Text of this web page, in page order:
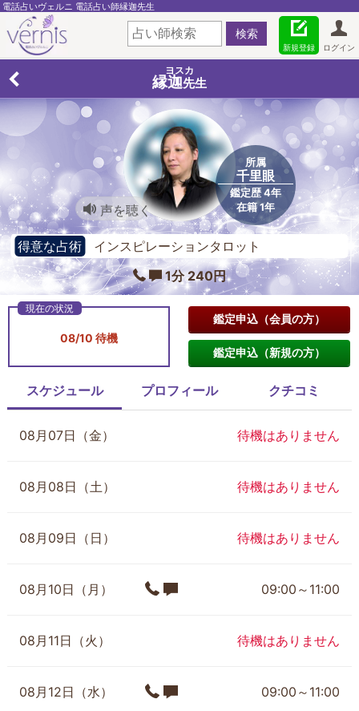
電話占いヴェルニ 電話占い師縁迦先生
ログイン
新規登録
ヨスカ
縁迦先生
所属
千里眼
鑑定歴 4年
在籍 1年
声を聴く
得意な占術
インスピレーションタロット
1分 240円
08/10 待機
鑑定申込（会員の方）
鑑定申込（新規の方）
スケジュール プロフィール クチコミ
08月07日（金） 待機はありません
08月08日（土） 待機はありません
08月09日（日） 待機はありません
08月10日（月） 09:00～11:00
08月11日（火） 待機はありません
08月12日（水） 09:00～11:00